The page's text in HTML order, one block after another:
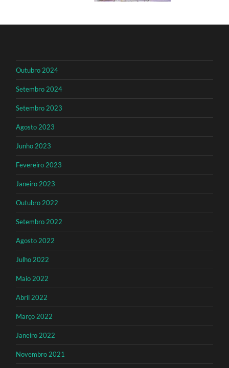
Outubro 2024
Setembro 2024
Setembro 2023
Agosto 2023
Junho 2023
Fevereiro 2023
Janeiro 2023
Outubro 2022
Setembro 2022
Agosto 2022
Julho 2022
Maio 2022
Abril 2022
Março 2022
Janeiro 2022
Novembro 2021